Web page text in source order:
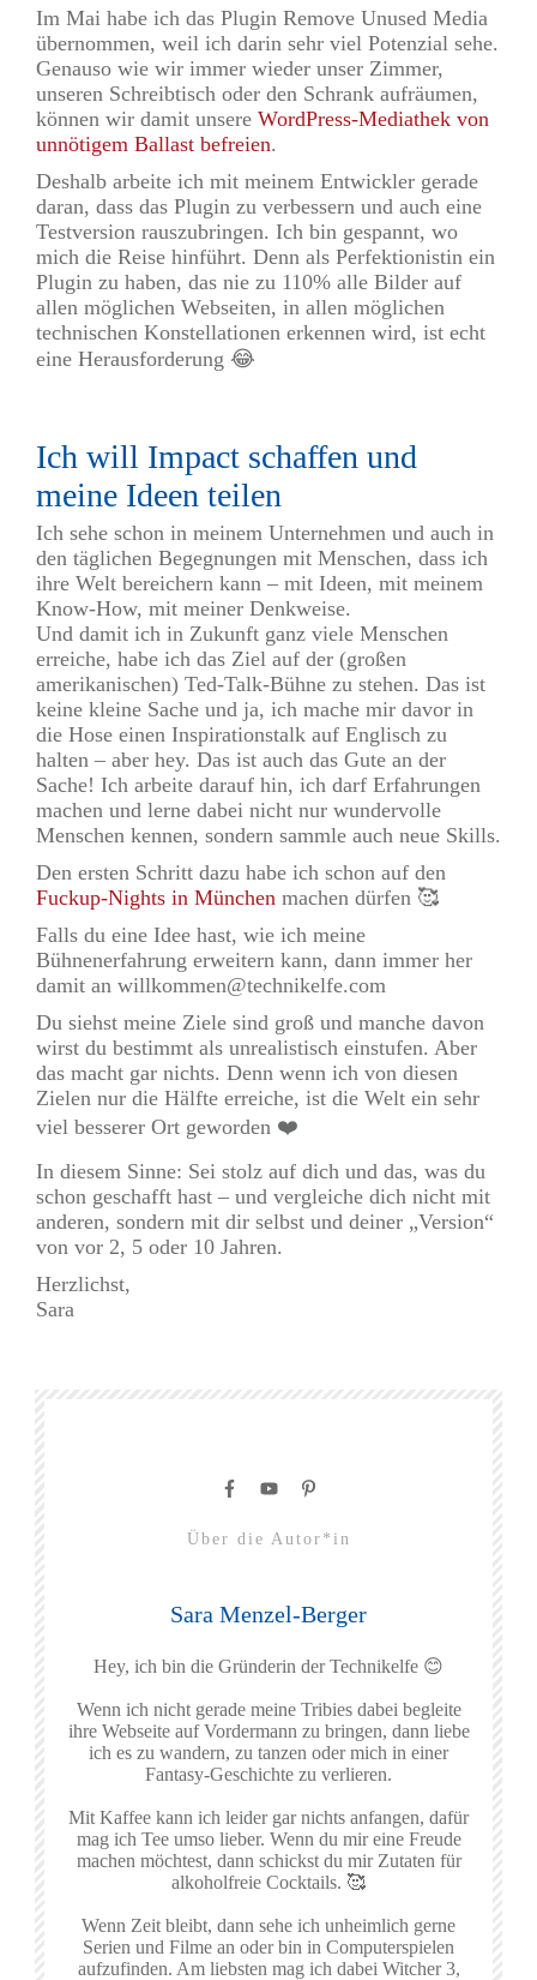
Im Mai habe ich das Plugin Remove Unused Media
übernommen, weil ich darin sehr viel Potenzial sehe.
Genauso wie wir immer wieder unser Zimmer,
unseren Schreibtisch oder den Schrank aufräumen,
können wir damit unsere WordPress-Mediathek von
unnötigem Ballast befreien.
Deshalb arbeite ich mit meinem Entwickler gerade
daran, dass das Plugin zu verbessern und auch eine
Testversion rauszubringen. Ich bin gespannt, wo
mich die Reise hinführt. Denn als Perfektionistin ein
Plugin zu haben, das nie zu 110% alle Bilder auf
allen möglichen Webseiten, in allen möglichen
technischen Konstellationen erkennen wird, ist echt
eine Herausforderung 😂
Ich will Impact schaffen und
meine Ideen teilen
Ich sehe schon in meinem Unternehmen und auch in
den täglichen Begegnungen mit Menschen, dass ich
ihre Welt bereichern kann – mit Ideen, mit meinem
Know-How, mit meiner Denkweise.
Und damit ich in Zukunft ganz viele Menschen
erreiche, habe ich das Ziel auf der (großen
amerikanischen) Ted-Talk-Bühne zu stehen. Das ist
keine kleine Sache und ja, ich mache mir davor in
die Hose einen Inspirationstalk auf Englisch zu
halten – aber hey. Das ist auch das Gute an der
Sache! Ich arbeite darauf hin, ich darf Erfahrungen
machen und lerne dabei nicht nur wundervolle
Menschen kennen, sondern sammle auch neue Skills.
Den ersten Schritt dazu habe ich schon auf den
Fuckup-Nights in München machen dürfen 🥰
Falls du eine Idee hast, wie ich meine
Bühnenerfahrung erweitern kann, dann immer her
damit an willkommen@technikelfe.com
Du siehst meine Ziele sind groß und manche davon
wirst du bestimmt als unrealistisch einstufen. Aber
das macht gar nichts. Denn wenn ich von diesen
Zielen nur die Hälfte erreiche, ist die Welt ein sehr
viel besserer Ort geworden ❤️
In diesem Sinne: Sei stolz auf dich und das, was du
schon geschafft hast – und vergleiche dich nicht mit
anderen, sondern mit dir selbst und deiner „Version“
von vor 2, 5 oder 10 Jahren.
Herzlichst,
Sara
Über die Autor*in
Sara Menzel-Berger
Hey, ich bin die Gründerin der Technikelfe 😊
Wenn ich nicht gerade meine Tribies dabei begleite
ihre Webseite auf Vordermann zu bringen, dann liebe
ich es zu wandern, zu tanzen oder mich in einer
Fantasy-Geschichte zu verlieren.
Mit Kaffee kann ich leider gar nichts anfangen, dafür
mag ich Tee umso lieber. Wenn du mir eine Freude
machen möchtest, dann schickst du mir Zutaten für
alkoholfreie Cocktails. 🥰
Wenn Zeit bleibt, dann sehe ich unheimlich gerne
Serien und Filme an oder bin in Computerspielen
aufzufinden. Am liebsten mag ich dabei Witcher 3,